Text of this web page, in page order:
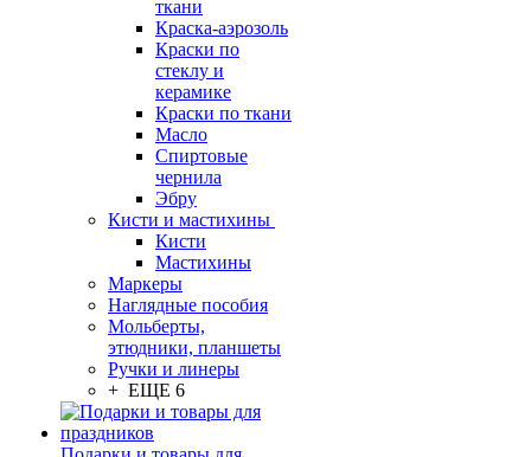
ткани
Краска-аэрозоль
Краски по
стеклу и
керамике
Краски по ткани
Масло
Спиртовые
чернила
Эбру
Кисти и мастихины
Кисти
Мастихины
Маркеры
Наглядные пособия
Мольберты,
этюдники, планшеты
Ручки и линеры
+ ЕЩЕ 6